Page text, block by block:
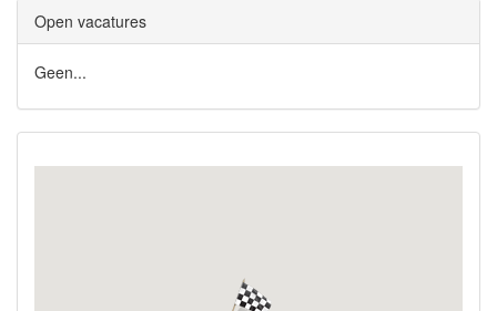
Open vacatures
Geen...